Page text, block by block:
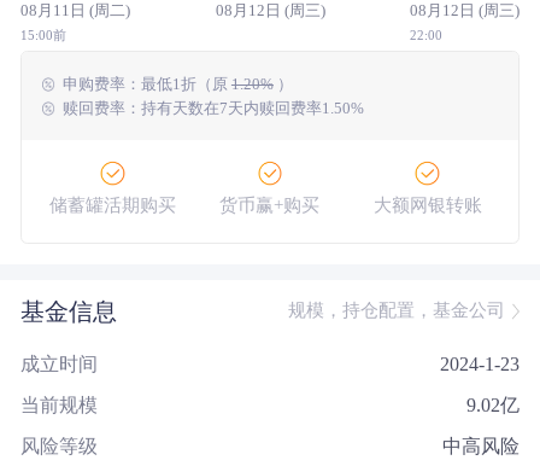
今年以来 18/3837
成立以来 253.58%
08月11日 (周二)
15:00前
08月12日 (周三) 08月12日 (周三)
22:00
申购费率： 最低1折（原 1.20%）
赎回费率：持有天数在7天内赎回费率1.50%
储蓄罐活期购买 货币赢+购买 大额网银转账
基金信息 规模，持仓配置，基金公司
成立时间 2024-1-23
当前规模 9.02亿
风险等级 中高风险